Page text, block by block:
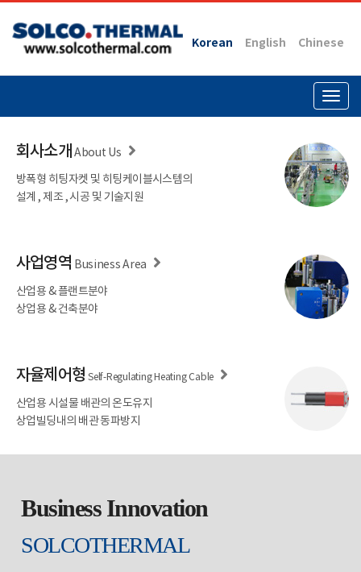
Korean English Chinese
회사소개 About Us
방폭형 히팅자켓 및 히팅케이블시스템의
설계 , 제조 , 시공 및 기술지원
사업영역 Business Area
산업용 & 플랜트분야
상업용 & 건축분야
자율제어형 Self-Regulating Heating Cable
산업용 시설물 배관의 온도유지
상업빌딩내의 배관 동파방지
Business Innovation
SOLCOTHERMAL